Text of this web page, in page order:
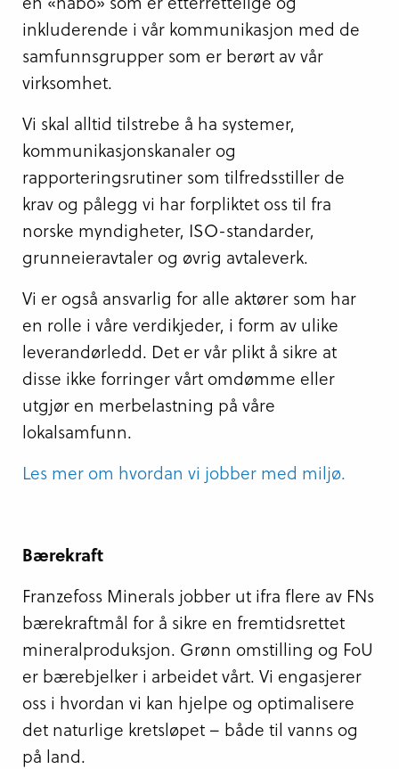
inkluderende i vår kommunikasjon med de
samfunnsgrupper som er berørt av vår
virksomhet.
Vi skal alltid tilstrebe å ha systemer,
kommunikasjonskanaler og
rapporteringsrutiner som tilfredsstiller de
krav og pålegg vi har forpliktet oss til fra
norske myndigheter, ISO-standarder,
grunneieravtaler og øvrig avtaleverk.
Vi er også ansvarlig for alle aktører som har
en rolle i våre verdikjeder, i form av ulike
leverandørledd. Det er vår plikt å sikre at
disse ikke forringer vårt omdømme eller
utgjør en merbelastning på våre
lokalsamfunn.
Les mer om hvordan vi jobber med miljø.
Bærekraft
Franzefoss Minerals jobber ut ifra flere av FNs
bærekraftmål for å sikre en fremtidsrettet
mineralproduksjon. Grønn omstilling og FoU
er bærebjelker i arbeidet vårt. Vi engasjerer
oss i hvordan vi kan hjelpe og optimalisere
det naturlige kretsløpet – både til vanns og
på land.